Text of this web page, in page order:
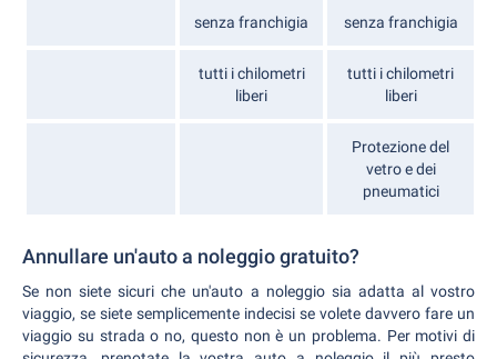
senza franchigia senza franchigia
tutti i chilometri
liberi
tutti i chilometri
liberi
Protezione del
vetro e dei
pneumatici
Annullare un'auto a noleggio gratuito?
Se non siete sicuri che un'auto a noleggio sia adatta al vostro
viaggio, se siete semplicemente indecisi se volete davvero fare un
viaggio su strada o no, questo non è un problema. Per motivi di